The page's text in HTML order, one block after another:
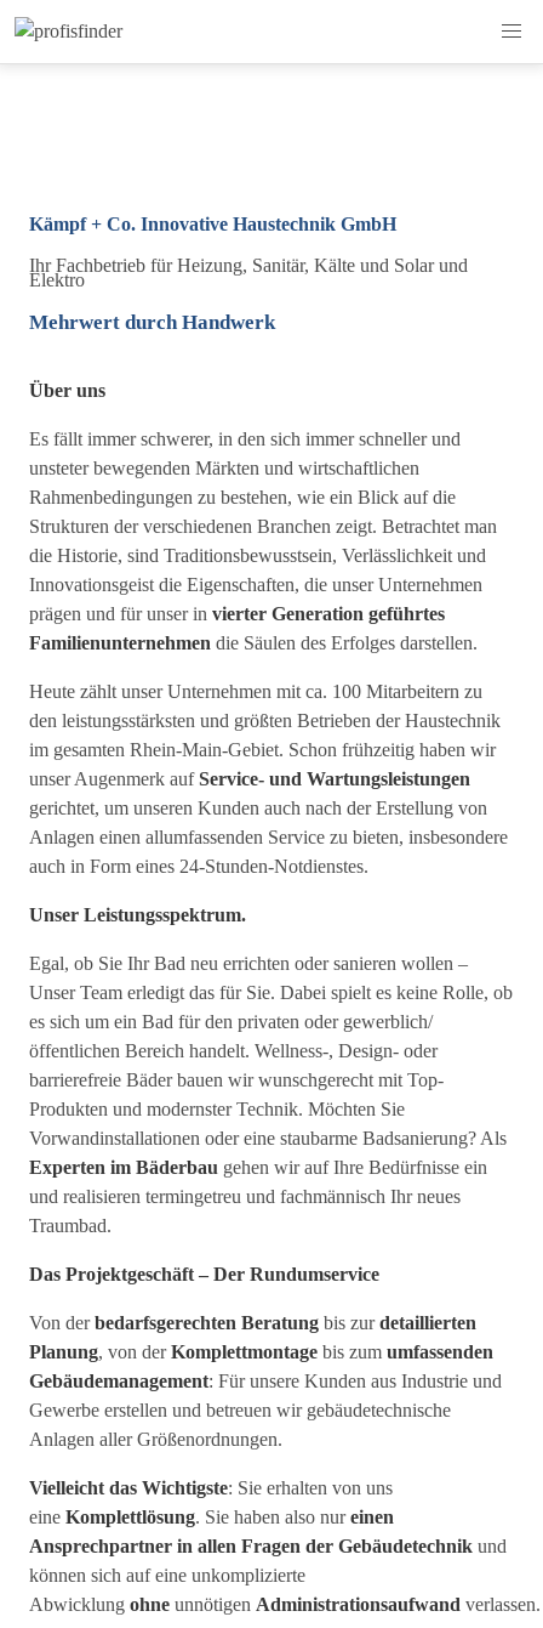
Kämpf + Co. Innovative Haustechnik GmbH
Ihr Fachbetrieb für Heizung, Sanitär, Kälte und Solar und
Elektro
Mehrwert durch Handwerk
Über uns
Es fällt immer schwerer, in den sich immer schneller und
unsteter bewegenden Märkten und wirtschaftlichen
Rahmenbedingungen zu bestehen, wie ein Blick auf die
Strukturen der verschiedenen Branchen zeigt. Betrachtet man
die Historie, sind Traditionsbewusstsein, Verlässlichkeit und
Innovationsgeist die Eigenschaften, die unser Unternehmen
prägen und für unser in vierter Generation geführtes
Familienunternehmen die Säulen des Erfolges darstellen.
Heute zählt unser Unternehmen mit ca. 100 Mitarbeitern zu
den leistungsstärksten und größten Betrieben der Haustechnik
im gesamten Rhein-Main-Gebiet. Schon frühzeitig haben wir
unser Augenmerk aufService- und Wartungsleistungen
gerichtet, um unseren Kunden auch nach der Erstellung von
Anlagen einen allumfassenden Service zu bieten, insbesondere
auch in Form eines 24-Stunden-Notdienstes.
Unser Leis­tungs­spektrum.
Egal, ob Sie Ihr Bad neu errichten oder sanieren wollen –
Unser Team erledigt das für Sie. Dabei spielt es keine Rolle, ob
es sich um ein Bad für den privaten oder gewerblich/
öffentlichen Bereich handelt. Wellness-, Design- oder
barrierefreie Bäder bauen wir wunschgerecht mit Top-
Produkten und modernster Technik. Möchten Sie
Vorwandinstallationen oder eine staubarme Badsanierung? Als
Experten im Bäderbau gehen wir auf Ihre Bedürfnisse ein
und realisieren termingetreu und fachmännisch Ihr neues
Traumbad.
Das Projektgeschäft – Der Rundumservice
Von derbedarfsgerechten Beratung bis zurdetaillierten
Planung, von derKomplettmontage bis zum umfassenden
Gebäudemanagement: Für unsere Kunden aus Industrie und
Gewerbe erstellen und betreuen wir gebäudetechnische
Anlagen aller Größenordnungen.
Vielleicht das Wichtigste: Sie erhalten von uns
eine Komplettlösung. Sie haben also nureinen
Ansprechpartner in allen Fragen der Gebäudetechnik und
können sich auf eine unkomplizierte
Abwicklung ohne unnötigen Administrationsaufwand verlassen.